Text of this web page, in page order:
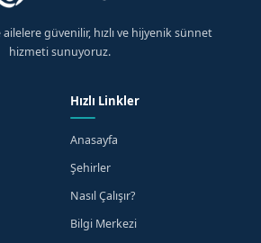
güvenilir, hızlı ve hijyenik sünnet
hizmeti sunuyoruz.
Hızlı Linkler
Anasayfa
Şehirler
Nasıl Çalışır?
Bilgi Merkezi